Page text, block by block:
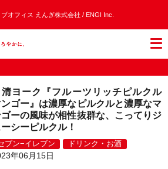
オフィス えんぎ株式会社 / ENGI Inc.
清ヨーク『フルーツリッチピルクル
ンゴー』は濃厚なピルクルと濃厚なマ
ゴーの風味が相性抜群な、こってりジ
ーシーピルクル！
ブン−イレブン ドリンク・お酒
年06月15日